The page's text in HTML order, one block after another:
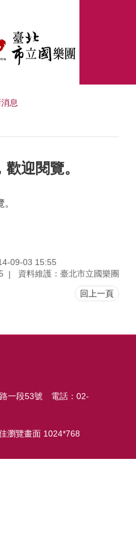
息
迎閱覽。
09-03 15:55
資料維護：臺北市立國樂團
回上一頁
一段53號 電話：02-
瀏覽畫面 1024*768